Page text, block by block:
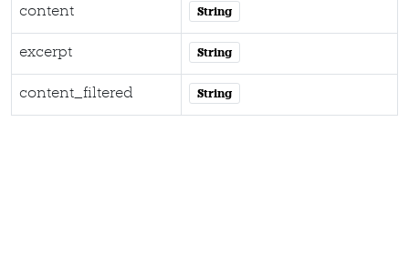
content String
excerpt String
content_filtered String